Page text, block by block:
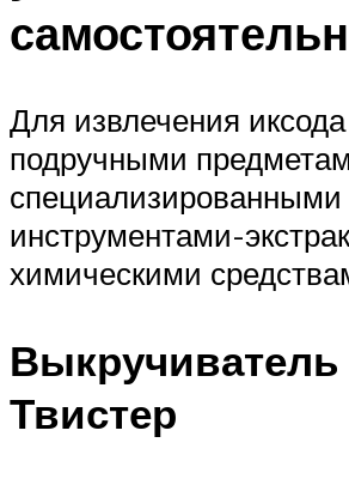
Для извлечения
подручными
специализированными
инструментами-
химическими
Выкручиватель
Твистер